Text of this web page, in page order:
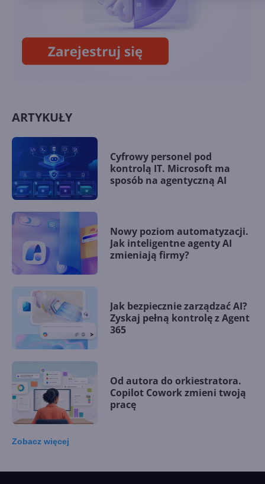
Windows 10 Insider Preview
kompilacja 17666 (RS5)
ARTYKUŁY
Cyfrowy personel pod
kontrolą IT. Microsoft ma
sposób na agentyczną AI
Nowy poziom automatyzacji.
Jak inteligentne agenty AI
zmieniają firmy?
Jak bezpiecznie zarządzać AI?
Zyskaj pełną kontrolę z Agent
365
Od autora do orkiestratora.
Copilot Cowork zmieni twoją
pracę
Zobacz więcej